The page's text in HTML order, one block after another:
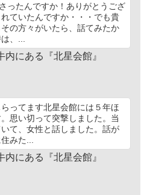
ったんですか！ありがとうござ
ていたんですか・・・でも貴
の方々がいたら、話てみたか
、...
内にある『北星会館』
ってます北星会館には５年ほ
思い切って突撃しました。当
て、女性と話しました。話が
みた...
内にある『北星会館』